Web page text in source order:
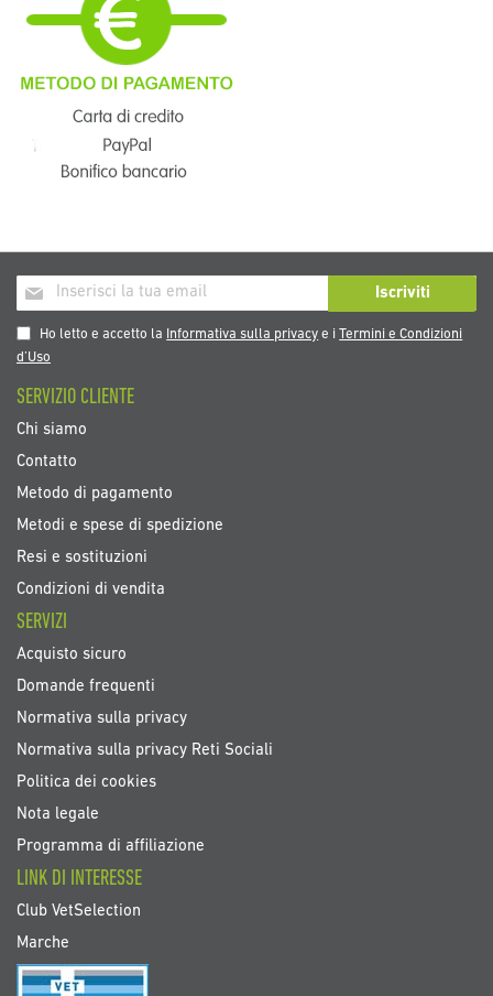
Iscriviti
alla
nostra
Newsletter:
Iscriviti
Ho letto e accetto la Informativa sulla privacy e iTermini e Condizioni
d’Uso
SERVIZIO CLIENTE
Chi siamo
Contatto
Metodo di pagamento
Metodi e spese di spedizione
Resi e sostituzioni
Condizioni di vendita
SERVIZI
Acquisto sicuro
Domande frequenti
Normativa sulla privacy
Normativa sulla privacy Reti Sociali
Politica dei cookies
Nota legale
Programma di affiliazione
LINK DI INTERESSE
Club VetSelection
Marche